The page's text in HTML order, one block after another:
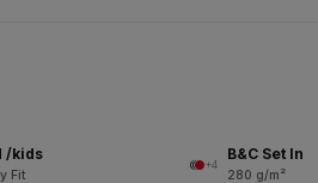
/kids
Fit
+4
B&C Set In
280 g/m²